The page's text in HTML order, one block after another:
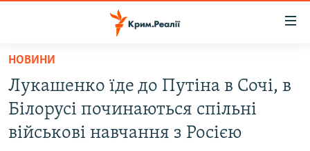
Перейти
основного
матеріалу
Перейти
до
ВОДА.КРИМ
ВІДЕО ТА ФОТО
НОВИНИ
Лукашенко їде до Путіна в Сочі, в
Білорусі починаються спільні
військові навчання з Росією